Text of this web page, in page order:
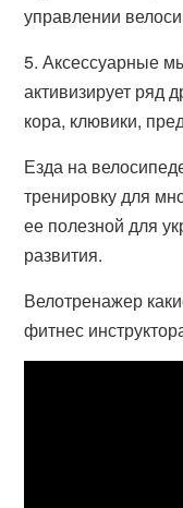
управлении
5. Аксессуарные
активизирует
кора, клювики,
Езда на
тренировку для
ее полезной для
развития.
Велотренажер
фитнес